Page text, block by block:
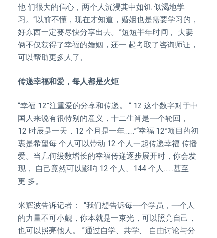
他 们很大的信心，两个人沉浸其中如饥 似渴地学
习。“以前不懂，现在才知道，婚姻也是需要学习的，
好东西一定要尽快分享出去。”短短半年时间， 夫妻
俩不仅获得了幸福的婚姻，还一 起考取了咨询师证，
可以帮助更多人了。
传递幸福和爱，每人都是火炬
“幸福 12”注重爱的分享和传递。 “ 12 这个数字对于中
国人来说有很特别的意义，十二生肖是一个轮回，
12 时辰是一天，12 个月是一年……”“幸福 12”项目的初
衷是希望每 个人可以带动 12 个人一起传递幸福 传播
爱。当几何级数增长的幸福传递逐步展开时，你会发
现， 自己竟然可以影响 12 个人、144 个人……甚至
更 多。
米辉波告诉记者： “我们想告诉每一个学员，一个人
的力量不可小觑，你本就是一束光，可以照亮自己，
也可以照亮他人。 ”通过自学、共学、 自由讨论与分